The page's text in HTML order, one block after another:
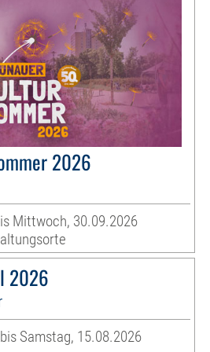
2026
Mittwoch, 30.09.2026
2026
Samstag, 15.08.2026